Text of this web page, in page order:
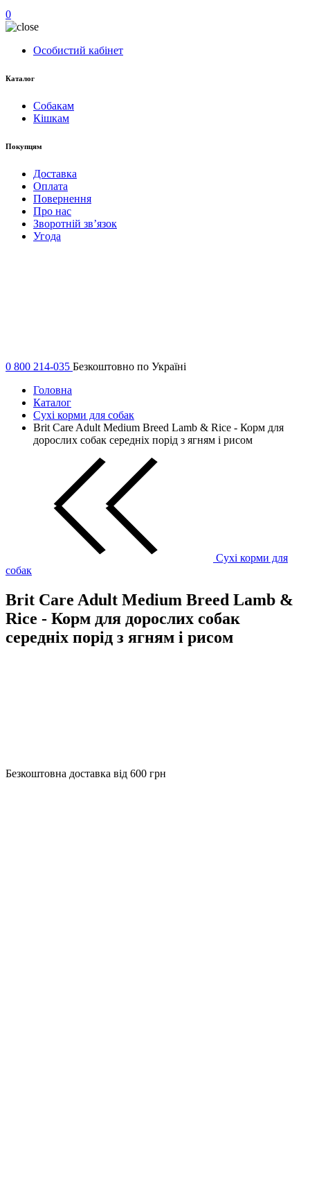
0
Особистий кабінет
Каталог
Собакам
Кішкам
Покупцям
Доставка
Оплата
Повернення
Про нас
Зворотній зв’язок
Угода
0 800 214-035 Безкоштовно по Україні
Головна
Каталог
Сухі корми для собак
Brit Care Adult Medium Breed Lamb & Rice - Корм ​​для
дорослих собак середніх порід з ягням і рисом
Сухі корми для
собак
Brit Care Adult Medium Breed Lamb &
Rice - Корм ​​для дорослих собак
середніх порід з ягням і рисом
Безкоштовна доставка від 600 грн